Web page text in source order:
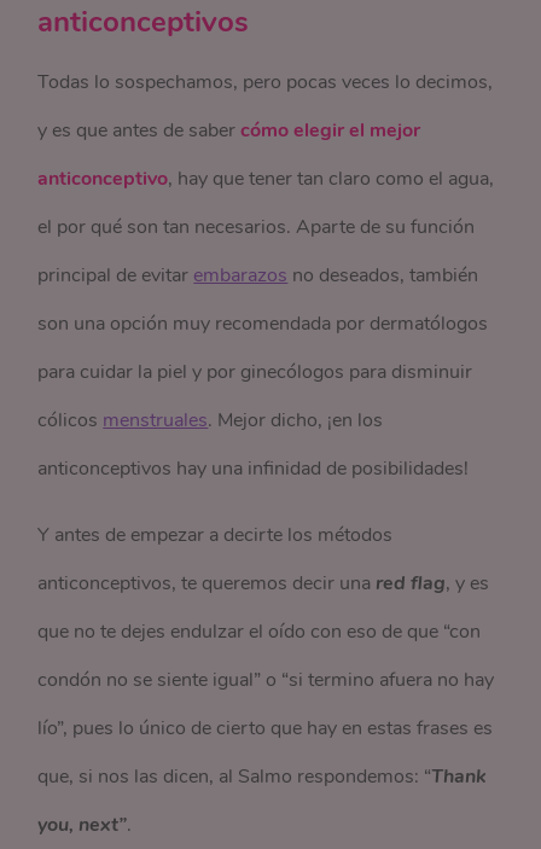
anticonceptivos
Todas lo sospechamos, pero pocas veces lo decimos,
y es que antes de sabercómo elegir el mejor
anticonceptivo, hay que tener tan claro como el agua,
el por qué son tan necesarios. Aparte de su función
principal de evitar embarazos no deseados, también
son una opción muy recomendada por dermatólogos
para cuidar la piel y por ginecólogos para disminuir
cólicos menstruales. Mejor dicho, ¡en los
anticonceptivos hay una infinidad de posibilidades!
Y antes de empezar a decirte los métodos
anticonceptivos, te queremos decir una red flag, y es
que no te dejes endulzar el oído con eso de que “con
condón no se siente igual” o “si termino afuera no hay
lío”, pues lo único de cierto que hay en estas frases es
que, si nos las dicen, al Salmo respondemos: “Thank
you, next”.